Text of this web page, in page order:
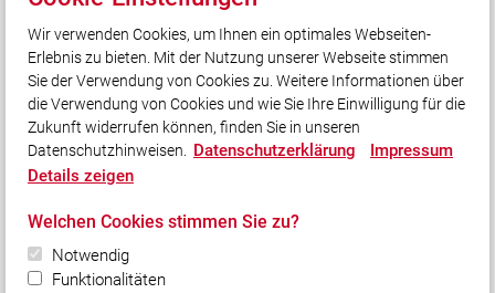
Quicklinks
LFV Bayern
Quicklink intern
Social Media
Bleiben Sie mit uns in Kontakt und vernetzen Sie sich
mit uns!
Wir verwenden Cookies, um Ihnen ein optimales Webseiten-
Erlebnis zu bieten. Mit der Nutzung unserer Webseite stimmen
Sie der Verwendung von Cookies zu. Weitere Informationen über
die Verwendung von Cookies und wie Sie Ihre Einwilligung für die
Zukunft widerrufen können, finden Sie in unseren
Datenschutzhinweisen. Datenschutzerklärung
Impressum
Details zeigen
Welchen Cookies stimmen Sie zu?
Notwendig
Funktionalitäten